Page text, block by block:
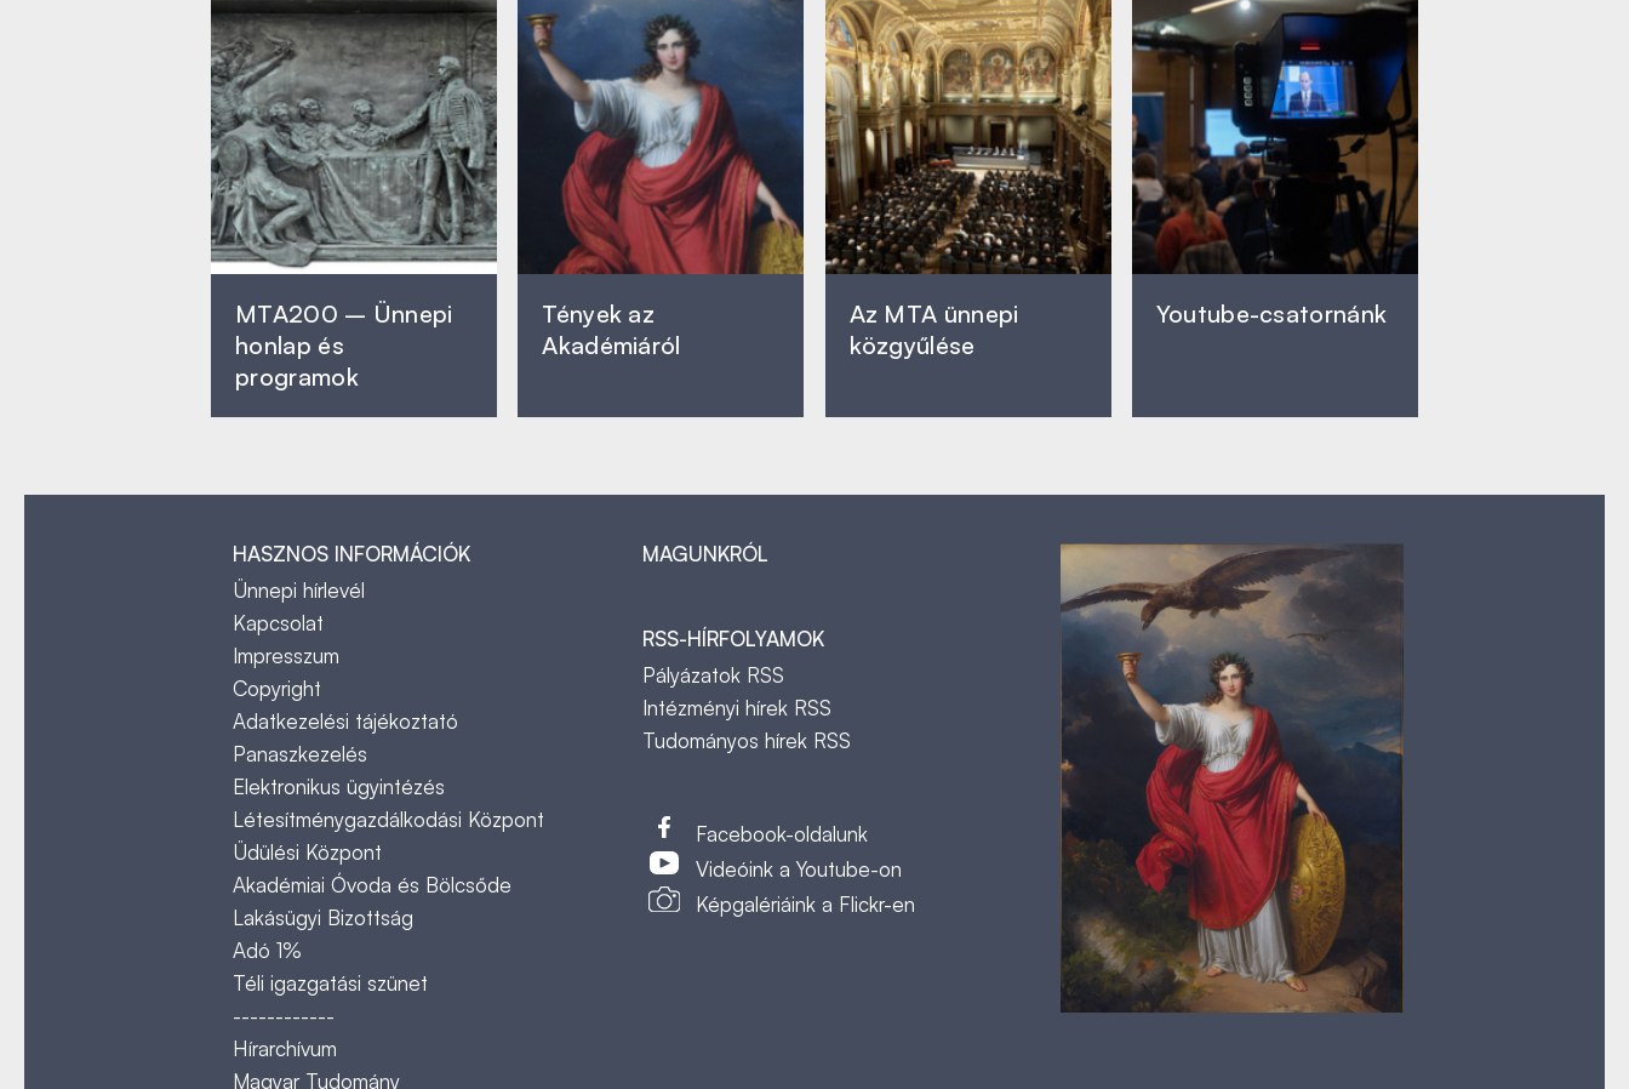
MTA200 – Ünnepi
honlap és
programok
Tények az
Akadémiáról
Az MTA ünnepi
közgyűlése
Youtube-csatornánk
HASZNOS INFORMÁCIÓK
Ünnepi hírlevél
Kapcsolat
Impresszum
Copyright
Adatkezelési tájékoztató
Panaszkezelés
Elektronikus ügyintézés
Létesítménygazdálkodási Központ
Üdülési Központ
Akadémiai Óvoda és Bölcsőde
Lakásügyi Bizottság
Adó 1%
Téli igazgatási szünet
------------
Hírarchívum
Magyar Tudomány
MAGUNKRÓL
RSS-HÍRFOLYAMOK
Pályázatok RSS
Intézményi hírek RSS
Tudományos hírek RSS
Facebook-oldalunk
Videóink a Youtube-on
Képgalériáink a Flickr-en